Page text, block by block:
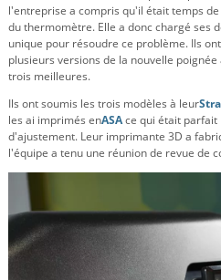
l'entreprise a compris qu'il était temps
du thermomètre. Elle a donc chargé ses
unique pour résoudre ce problème. Ils
plusieurs versions de la nouvelle
trois meilleures.
Ils ont soumis les trois modèles à leur
les ai imprimés enASAce qui était parfait
d'ajustement. Leur imprimante 3D a
l'équipe a tenu une réunion de revue de